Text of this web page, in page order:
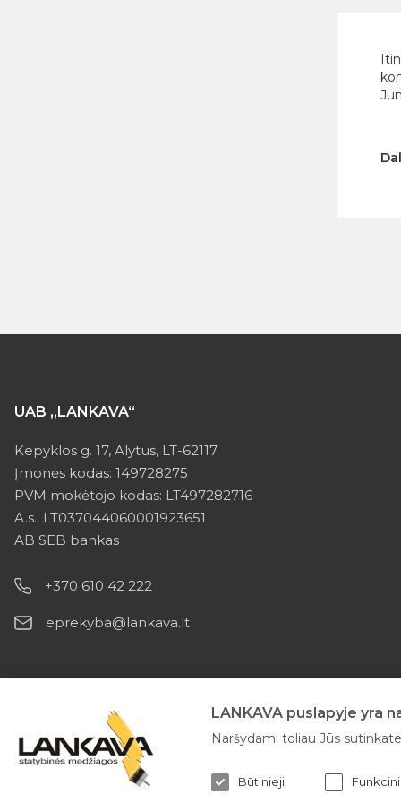
UAB „LANKAVA“
Kepyklos g. 17, Alytus, LT-62117
Įmonės kodas: 149728275
PVM mokėtojo kodas: LT497282716
A.s.: LT037044060001923651
AB SEB bankas
+370 610 42 222
eprekyba@lankava.lt
2026 © Lankava visos teisės saugomos
LANKAVA puslapyje yra
Naršydami toliau Jūs
Būtinieji